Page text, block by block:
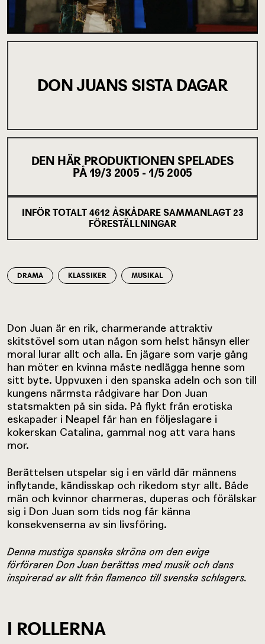
DON JUANS SISTA DAGAR
DEN HÄR PRODUKTIONEN SPELADES
PÅ 19/3 2005 - 1/5 2005
INFÖR TOTALT 4612 ÅSKÅDARE SAMMANLAGT 23
FÖRESTÄLLNINGAR
DRAMA KLASSIKER MUSIKAL
Don Juan är en rik, charmerande attraktiv
skitstövel som utan någon som helst hänsyn eller
moral lurar allt och alla. En jägare som varje gång
han möter en kvinna måste nedlägga henne som
sitt byte. Uppvuxen i den spanska adeln och son till
kungens närmsta rådgivare har Don Juan
statsmakten på sin sida. På flykt från erotiska
eskapader i Neapel får han en följeslagare i
kokerskan Catalina, gammal nog att vara hans
mor.
Berättelsen utspelar sig i en värld där männens
inflytande, kändisskap och rikedom styr allt. Både
män och kvinnor charmeras, duperas och förälskar
sig i Don Juan som tids nog får känna
konsekvenserna av sin livsföring.
Denna mustiga spanska skröna om den evige
förföraren Don Juan berättas med musik och dans
inspirerad av allt från flamenco till svenska schlagers.
I ROLLERNA